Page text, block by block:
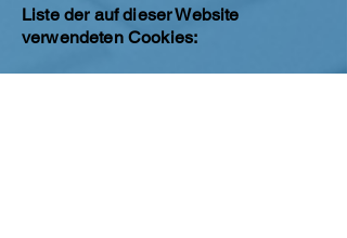
Liste der auf dieser Website
verwendeten Cookies: